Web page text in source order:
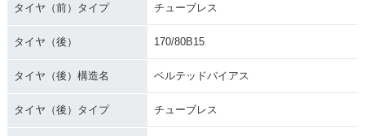
タイヤ（前）タイプ チューブレス
タイヤ（後） 170/80B15
タイヤ（後）構造名 ベルテッドバイアス
タイヤ（後）タイプ チューブレス